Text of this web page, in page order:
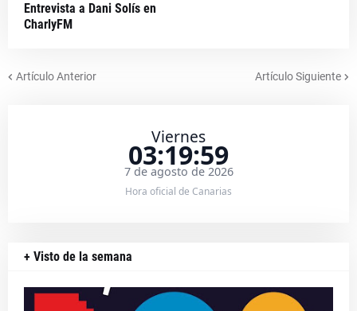
Entrevista a Dani Solís en
CharlyFM
Artículo Anterior Artículo Siguiente
Viernes
03:19:59
7 de agosto de 2026
Hora oficial de Canarias
+ Visto de la semana